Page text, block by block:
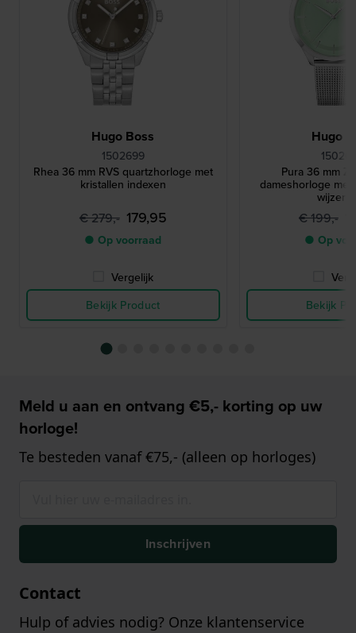
Hugo Boss
1502699
Rhea 36 mm RVS quartzhorloge met
kristallen indexen
€ 279,- 179,95
● Op voorraad
Vergelijk
Bekijk Product
Hugo
Pura 36 mm
dameshorloge
€ 199,-
● Op
Bekijk
Meld u aan en ontvang €5,- korting op uw
horloge!
Te besteden vanaf €75,- (alleen op horloges)
Inschrijven
Contact
Hulp of advies nodig? Onze klantenservice